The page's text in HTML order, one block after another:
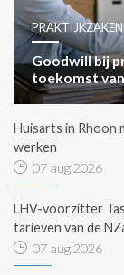
PRAKTIJKZAKEN
Goodwill bij
toekomst
Huisarts in Rhoon
werken
07 aug 2026
LHV-voorzitter
tarieven van de
07 aug 2026